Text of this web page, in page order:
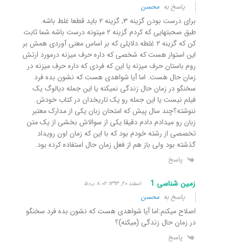
پاسخ به محسن
برای درست بودن گزینه ۳, گزینه ۲ باید قطعا غلط باشه.
طبق صحبتهایی که کردم گزینه ۲ میتونه درست باشه.شما ثابت
کن که گزینه ۲ غلطه.دلایلی که بر اساس معنی آوردی همش بر
این استوار هست که شخصی که داره حرف میزنه درمورد ارتش
روم باستان حرف میزنه یا این که فردی که داره حرف میزنه در
زمان حال هست. اما آیا شواهدی هست که نشون بده فرد
سخنگو در زمان حال زندگی نمیکنه یا این جمله دیالوگ یک
فیلم نیست یا این جمله رو یک تاریخدان در کتاب خودش
ننوشته؟چند سال پیش که امتحان زبان یکی از مدارک معتبر
زبان رو میدادم دادم دقیقا یکی از سوالاش بخشی از یک متن
تخصصی از رشته خودم بود که با این که زمان اون رویداد
گذشته بود ولی باز هم از فعل زمان حال استفاده کرده بود.
پاسخ
زمین شناسی 1 اسفند ۲۰, ۱۳۹۳ ۸:۰۲ ب٫ظ
پاسخ به محسن
اصلاح میکنم:اما آیا شواهدی هست که نشون بده فرد سخنگو
در زمان حال زندگی (میکنه)؟
پاسخ